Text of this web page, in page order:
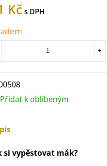
Kč
+
Přidat k oblíbeným
si vypěstovat mák?